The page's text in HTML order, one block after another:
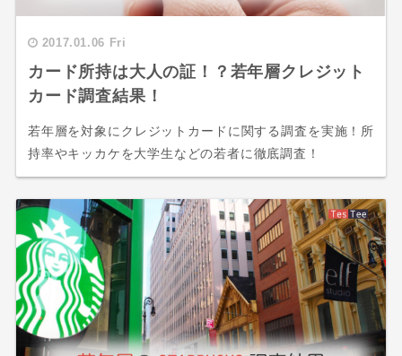
2017.01.06 Fri
カード所持は大人の証！？若年層クレジット
カード調査結果！
若年層を対象にクレジットカードに関する調査を実施！所
持率やキッカケを大学生などの若者に徹底調査！